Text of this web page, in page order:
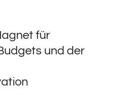
für
und der